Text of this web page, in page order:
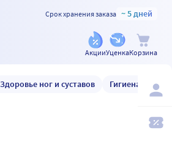
Срок хранения заказа ~ 5 дней
АкцииУценкаКорзина
Здоровье ног и суставов Гигиена и уход